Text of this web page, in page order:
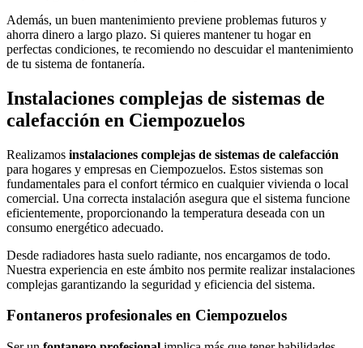
Además, un buen mantenimiento previene problemas futuros y
ahorra dinero a largo plazo. Si quieres mantener tu hogar en
perfectas condiciones, te recomiendo no descuidar el mantenimiento
de tu sistema de fontanería.
Instalaciones complejas de sistemas de
calefacción en Ciempozuelos
Realizamos instalaciones complejas de sistemas de calefacción
para hogares y empresas en Ciempozuelos. Estos sistemas son
fundamentales para el confort térmico en cualquier vivienda o local
comercial. Una correcta instalación asegura que el sistema funcione
eficientemente, proporcionando la temperatura deseada con un
consumo energético adecuado.
Desde radiadores hasta suelo radiante, nos encargamos de todo.
Nuestra experiencia en este ámbito nos permite realizar instalaciones
complejas garantizando la seguridad y eficiencia del sistema.
Fontaneros profesionales en Ciempozuelos